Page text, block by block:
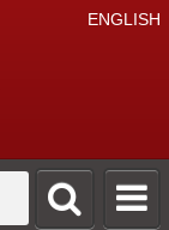
ENGLISH